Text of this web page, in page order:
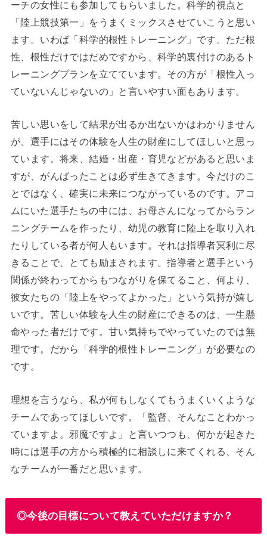
ーチの女性にも参加してもらいました。科学的視点と
「陸上競技第一」をうまくミックスさせていこうと思い
ます。いわば「科学的根性トレーニング」です。ただ根
性、根性だけではだめですから、科学的裏付けのあるト
レーニングプランを立てています。その方が「根性入っ
ていないんじゃないの」と言いやすい面もあります。
苦しい思いをして結果が出るか出ないかはわかりません
が、選手にはその体験を人生の財産にしてほしいと思っ
ています。将来、結婚・出産・育児などがあると思いま
すが、がんばったことは必ず生きてきます。今だけのこ
とではなく、確実に未来につながっているのです。アコ
ムにいた選手たちの中には、お母さんになってからラン
ニングチームを作ったり、幼児の教育に陸上を取り入れ
たりしている者が何人もいます。それは指導者冥利に尽
きることで、とても励まされます。指導者と選手という
関係が終わってからもつながりを保てること、何より、
彼女たちの「陸上をやってよかった」という気持が嬉し
いです。苦しい体験を人生の財産にできるのは、一生懸
命やった者だけです。甘い気持ちでやっていたのでは無
理です。だから「科学的根性トレーニング」が必要なの
です。
理想を言うなら、私が何もしなくてもうまくいくような
チームであってほしいです。「監督、そんなことわかっ
ていますよ。邪魔ですよ」と言いつつも、何かが起きた
時には選手の方から積極的に相談しに来てくれる、そん
なチームが一番だと思います。
◎今後の目標について教えていただけますか？